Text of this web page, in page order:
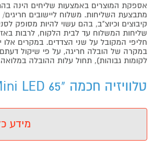
אספקת המוצרים באמצעות שליחים הינה
מתבצעת השליחות. משלוח ליישובים
קיבוצים וכיוצ"ב, בהם עשוי להיות מסופק
שליחות המשלוח עד לבית הלקוח, לרבות
חליפי המקובל על שני הצדדים. במקרים
במקרה של הובלה חריגה, על פי שיקול
לקומות גבוהות), תחול עלות ההובלה
טלוויזיה חכמה "65 TCL 65C7L 4K SQD-Mini LED - מידע נוסף
מידע